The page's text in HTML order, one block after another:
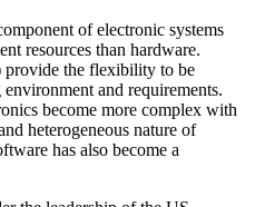
of electronic systems
resources than hardware.
provide the flexibility to be
and requirements.
become more complex with
heterogeneous nature of
has also become a